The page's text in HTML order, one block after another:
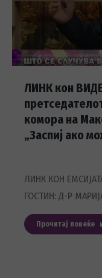
ЛИНК кон
комора на
„Заспиј ако
ЛИНК КОН
ГОСТИН: Д-Р
Прочитај повеќе